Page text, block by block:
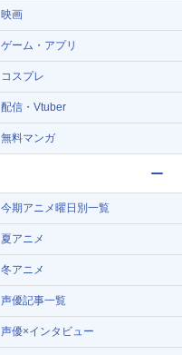
映画
ゲーム・アプリ
コスプレ
配信・Vtuber
無料マンガ
今期アニメ曜日別一覧
夏アニメ
冬アニメ
声優記事一覧
声優×インタビュー